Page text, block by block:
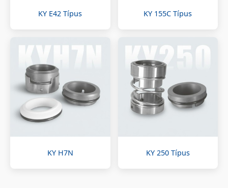
KY E42 Típus KY 155C Típus
KY H7N KY 250 Típus